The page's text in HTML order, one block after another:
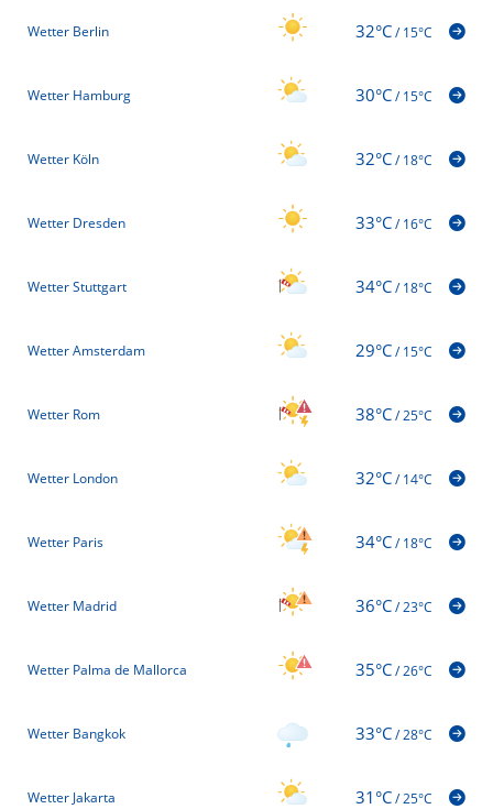
Wetter Berlin 32°C/15°C
Wetter Hamburg 30°C/15°C
Wetter Köln 32°C/18°C
Wetter Dresden 33°C/16°C
Wetter Stuttgart 34°C/18°C
Wetter Amsterdam 29°C/15°C
Wetter Rom 38°C/25°C
Wetter London 32°C/14°C
Wetter Paris 34°C/18°C
Wetter Madrid 36°C/23°C
Wetter Palma de Mallorca 35°C/26°C
Wetter Bangkok 33°C/28°C
Wetter Jakarta 31°C/25°C